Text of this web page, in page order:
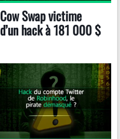
Cow Swap victime
d’un hack à 181 000 $